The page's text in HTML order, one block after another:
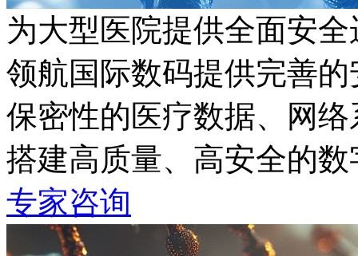
为大型医院提供全面安
领航国际数码提供完善的
保密性的医疗数据、网
搭建高质量、高安全的
专家咨询